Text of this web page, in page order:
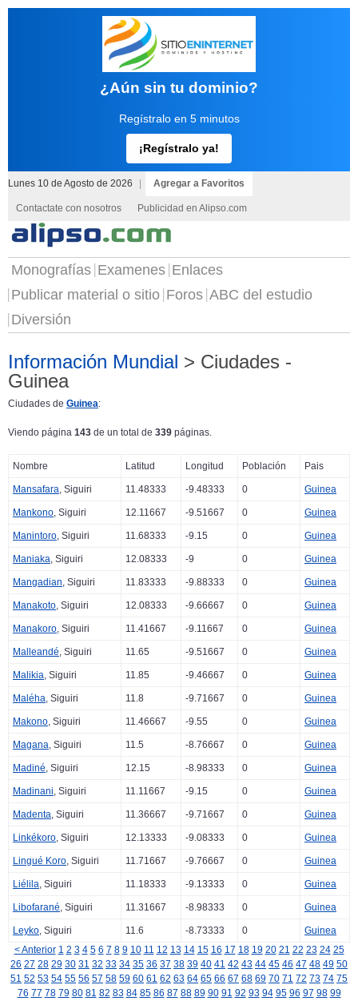
¿Aún sin tu dominio?
Regístralo en 5 minutos
¡Regístralo ya!
Lunes 10 de Agosto de 2026 Agregar a Favoritos
Contactate con nosotros Publicidad en Alipso.com
Monografías Examenes Enlaces
Publicar material o sitio Foros ABC del estudio
Diversión
Información Mundial > Ciudades -
Guinea
Ciudades de Guinea:
Viendo página 143 de un total de 339 páginas.
Nombre Latitud Longitud Población Pais
Mansafara, Siguiri 11.48333 -9.48333 0 Guinea
Mankono, Siguiri 12.11667 -9.51667 0 Guinea
Manintoro, Siguiri 11.68333 -9.15 0 Guinea
Maniaka, Siguiri 12.08333 -9 0 Guinea
Mangadian, Siguiri 11.83333 -9.88333 0 Guinea
Manakoto, Siguiri 12.08333 -9.66667 0 Guinea
Manakoro, Siguiri 11.41667 -9.11667 0 Guinea
Malleandé, Siguiri 11.65 -9.51667 0 Guinea
Malikia, Siguiri 11.85 -9.46667 0 Guinea
Maléha, Siguiri 11.8 -9.71667 0 Guinea
Makono, Siguiri 11.46667 -9.55 0 Guinea
Magana, Siguiri 11.5 -8.76667 0 Guinea
Madiné, Siguiri 12.15 -8.98333 0 Guinea
Madinani, Siguiri 11.11667 -9.15 0 Guinea
Madenta, Siguiri 11.36667 -9.71667 0 Guinea
Linkékoro, Siguiri 12.13333 -9.08333 0 Guinea
Lingué Koro, Siguiri 11.71667 -9.76667 0 Guinea
Liélila, Siguiri 11.18333 -9.13333 0 Guinea
Libofarané, Siguiri 11.31667 -8.98333 0 Guinea
Leyko, Siguiri 11.6 -8.73333 0
Guinea
< Anterior 1 2 3 4 5 6 7 8 9 10 11 12 13 14 15 16 17 18 19 20 21 22 23 24 25
26 27 28 29 30 31 32 33 34 35 36 37 38 39 40 41 42 43 44 45 46 47 48 49 50
51 52 53 54 55 56 57 58 59 60 61 62 63 64 65 66 67 68 69 70 71 72 73 74 75
76 77 78 79 80 81 82 83 84 85 86 87 88 89 90 91 92 93 94 95 96 97 98 99